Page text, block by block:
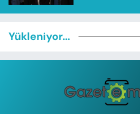
Yükleniyor...